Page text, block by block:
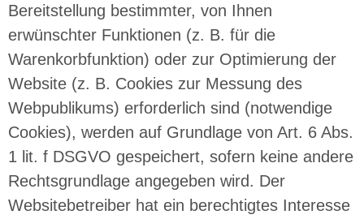
Bereitstellung bestimmter, von Ihnen
erwünschter Funktionen (z. B. für die
Warenkorbfunktion) oder zur Optimierung der
Website (z. B. Cookies zur Messung des
Webpublikums) erforderlich sind (notwendige
Cookies), werden auf Grundlage von Art. 6 Abs.
1 lit. f DSGVO gespeichert, sofern keine andere
Rechtsgrundlage angegeben wird. Der
Websitebetreiber hat ein berechtigtes Interesse